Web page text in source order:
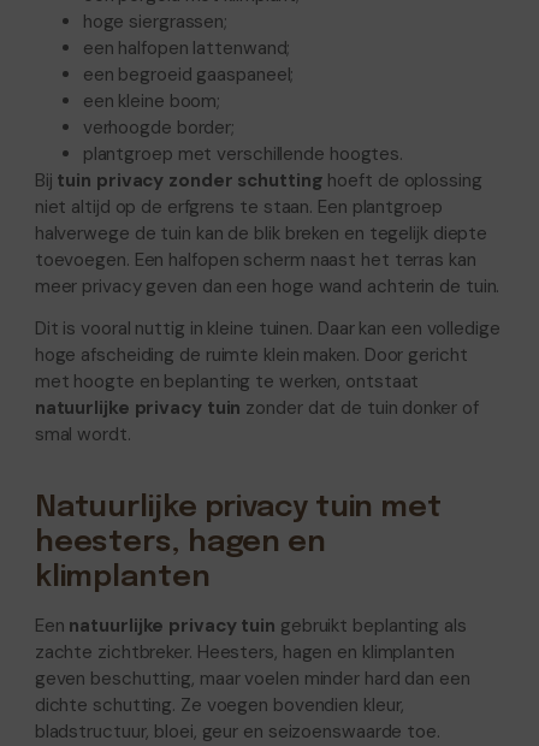
hoge siergrassen;
een halfopen lattenwand;
een begroeid gaaspaneel;
een kleine boom;
verhoogde border;
plantgroep met verschillende hoogtes.
Bij tuin privacy zonder schutting hoeft de oplossing
niet altijd op de erfgrens te staan. Een plantgroep
halverwege de tuin kan de blik breken en tegelijk diepte
toevoegen. Een halfopen scherm naast het terras kan
meer privacy geven dan een hoge wand achterin de tuin.
Dit is vooral nuttig in kleine tuinen. Daar kan een volledige
hoge afscheiding de ruimte klein maken. Door gericht
met hoogte en beplanting te werken, ontstaat
natuurlijke privacy tuin zonder dat de tuin donker of
smal wordt.
Natuurlijke privacy tuin met
heesters, hagen en
klimplanten
Een natuurlijke privacy tuin gebruikt beplanting als
zachte zichtbreker. Heesters, hagen en klimplanten
geven beschutting, maar voelen minder hard dan een
dichte schutting. Ze voegen bovendien kleur,
bladstructuur, bloei, geur en seizoenswaarde toe.